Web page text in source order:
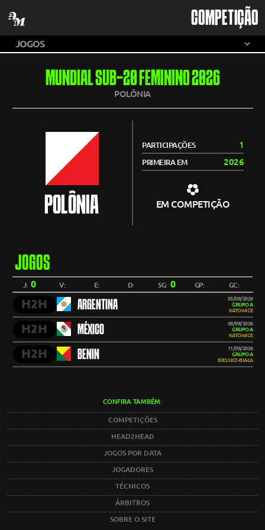
COMPETIÇÃO
MUNDIAL SUB-20 FEMININO 2026
POLÔNIA
POLÔNIA
PARTICIPAÇÕES 1
PRIMEIRA EM 2026
EM COMPETIÇÃO
JOGOS
J: 0 V: E: D: SG: 0 GP: GC:
H2H ARGENTINA
05/09/2026
GRUPO A
KATOWICE
H2H MÉXICO
08/09/2026
GRUPO A
KATOWICE
H2H BENIN
11/09/2026
GRUPO A
BIELSKO-BIAŁA
CONFIRA TAMBÉM:
COMPETIÇÕES
HEAD2HEAD
JOGOS POR DATA
JOGADORES
TÉCNICOS
ÁRBITROS
SOBRE O SITE